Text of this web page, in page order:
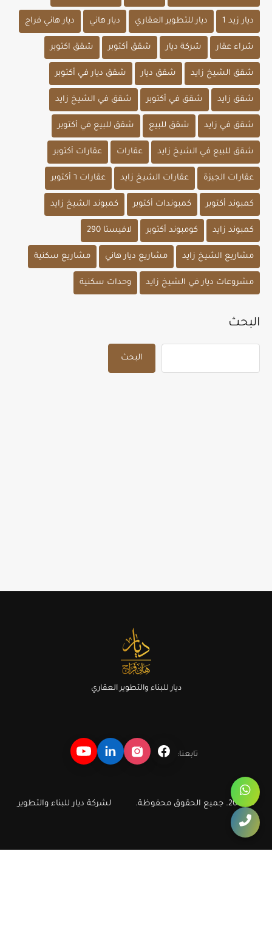
ديار زيد 1 ديار للتطوير العقاري ديار هاني ديار هاني فراج
شراء عقار شركة ديار شقق أكتوبر شقق اكتوبر
شقق الشيخ زايد شقق ديار شقق ديار في أكتوبر
شقق زايد شقق في أكتوبر شقق في الشيخ زايد
شقق في زايد شقق للبيع شقق للبيع في أكتوبر
شقق للبيع في الشيخ زايد عقارات عقارات أكتوبر
عقارات الجيزة عقارات الشيخ زايد عقارات ٦ أكتوبر
كمبوند أكتوبر كمبوندات أكتوبر كمبوند الشيخ زايد
كمبوند زايد كومبوند أكتوبر لافيستا 290
مشاريع الشيخ زايد مشاريع ديار هاني مشاريع سكنية
مشروعات ديار في الشيخ زايد وحدات سكنية
البحث
البحث
ديار للبناء والتطوير العقاري
تابعنا:
© 2026. جميع الحقوق محفوظة. لشركة ديار للبناء والتطوير